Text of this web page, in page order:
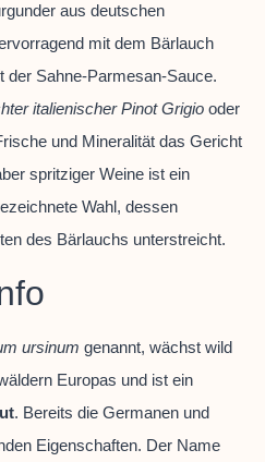
aus deutschen
mit dem Bärlauch
der Sahne-Parmesan-Sauce.
italienischer Pinot Grigio oder
und Mineralität das Gericht
spritziger Weine ist ein
Wahl, dessen
des Bärlauchs unterstreicht.
ursinum genannt, wächst wild
Europas und ist ein
. Bereits die Germanen und
Eigenschaften. Der Name